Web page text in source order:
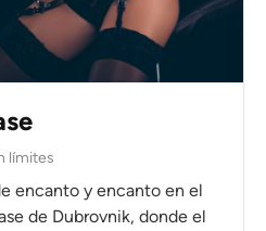
límites
encanto y encanto en el
de Dubrovnik, donde el